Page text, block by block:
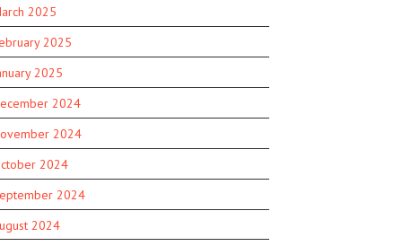
2025
2025
2025
2024
2024
2024
2024
2024